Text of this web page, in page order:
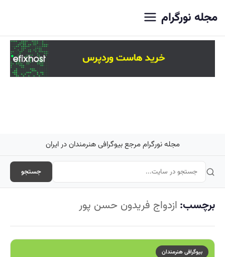
مجله نورگرام
مجله نورگرام مرجع بیوگرافی هنرمندان در ایران
جستجو
برچسب: ازدواج فریدون حسن پور
بیوگرافی هنرمندان